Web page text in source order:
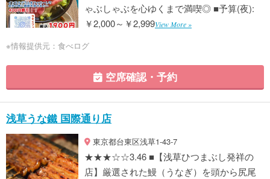
ゃぶしゃぶを心ゆくまで満喫◎ ■予算(夜):
￥2,000～￥2,999View More »
※情報提供元：食べログ
空席確認・予約
浅草うな鐵 国際通り店
東京都台東区浅草1-43-7
★★★☆☆3.46 ■【浅草ひつまぶし発祥の
店】厳選された鰻（うなぎ）を頭から尻尾